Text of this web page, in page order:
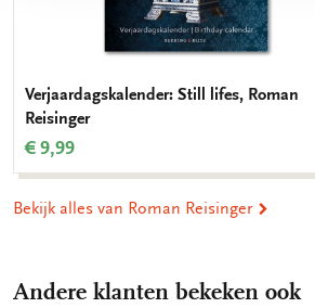
Verjaardagskalender: Still lifes, Roman
Reisinger
€ 9,99
Bekijk alles van Roman Reisinger
Andere klanten bekeken ook